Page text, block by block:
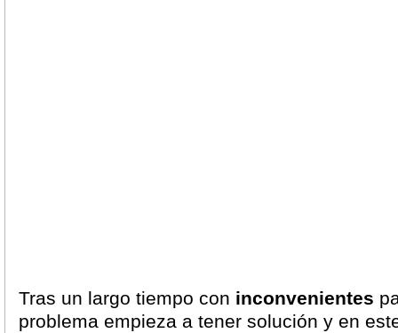
Tras un largo tiempo con inconvenientes
problema empieza a tener solución y en